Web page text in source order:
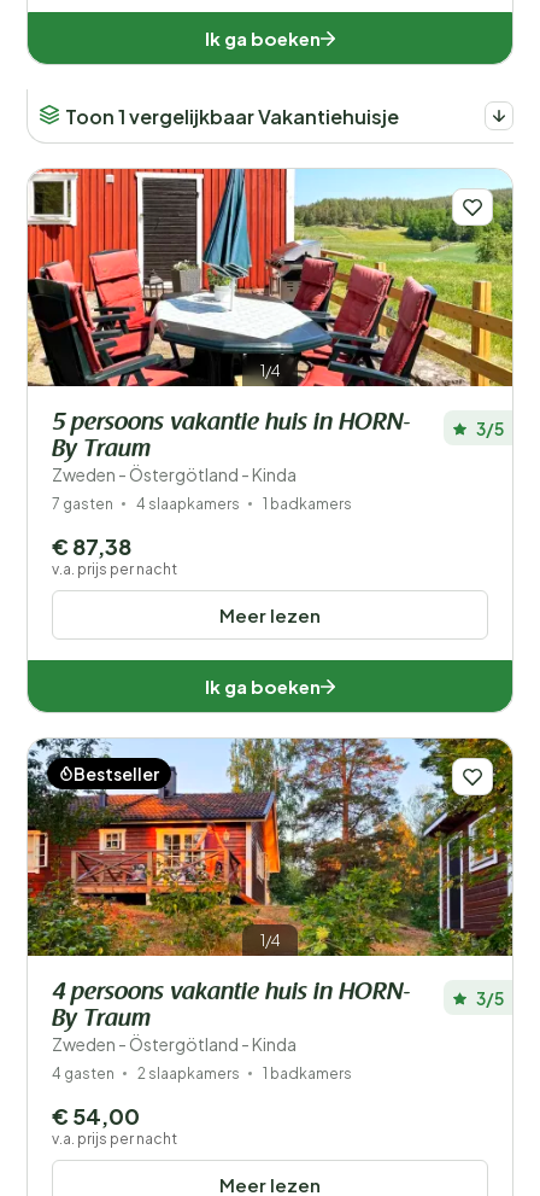
Ik ga boeken
Toon 1 vergelijkbaar Vakantiehuisje
1/4
5 persoons vakantie huis in HORN-
By Traum
Zweden - Östergötland - Kinda
3/5
7 gasten 4 slaapkamers 1 badkamers
Meer lezen
€ 87,38
v.a. prijs per nacht
Ik ga boeken
1/4
Bestseller
4 persoons vakantie huis in HORN-
By Traum
Zweden - Östergötland - Kinda
3/5
4 gasten 2 slaapkamers 1 badkamers
Meer lezen
€ 54,00
v.a. prijs per nacht